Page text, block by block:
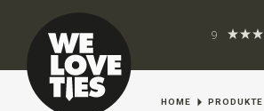
9
HOME PRODUKTE